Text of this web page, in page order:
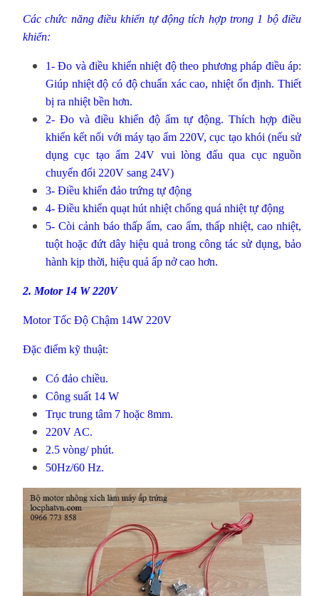
Các chức năng điều khiển tự động tích hợp trong 1 bộ điều
khiển:
1- Đo và điều khiển nhiệt độ theo phương pháp điều áp:
Giúp nhiệt độ có độ chuẩn xác cao, nhiệt ổn định. Thiết
bị ra nhiệt bền hơn.
2- Đo và điều khiển độ ẩm tự động. Thích hợp điều
khiển kết nối với máy tạo ẩm 220V, cục tạo khói (nếu sử
dụng cục tạo ẩm 24V vui lòng đấu qua cục nguồn
chuyển đổi 220V sang 24V)
3- Điều khiển đảo trứng tự động
4- Điều khiển quạt hút nhiệt chống quá nhiệt tự động
5- Còi cảnh báo thấp ẩm, cao ẩm, thấp nhiệt, cao nhiệt,
tuột hoặc đứt dây hiệu quả trong công tác sử dụng, bảo
hành kịp thời, hiệu quả ấp nở cao hơn.
2. Motor 14 W 220V
Motor Tốc Độ Chậm 14W 220V
Đặc điểm kỹ thuật:
Có đảo chiều.
Công suất 14 W
Trục trung tâm 7 hoặc 8mm.
220V AC.
2.5 vòng/ phút.
50Hz/60 Hz.